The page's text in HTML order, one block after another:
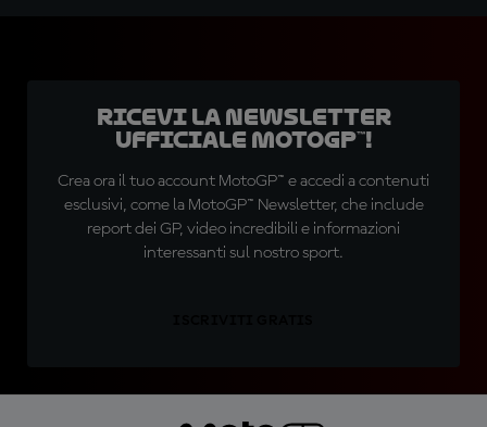
Ricevi la newsletter
ufficiale MotoGP™!
Crea ora il tuo account MotoGP™ e accedi a contenuti
esclusivi, come la MotoGP™ Newsletter, che include
report dei GP, video incredibili e informazioni
interessanti sul nostro sport.